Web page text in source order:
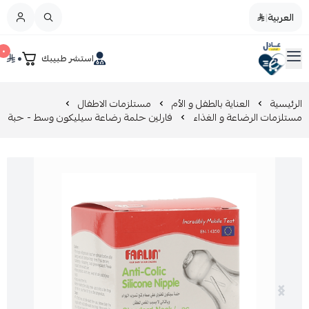
العربية|
صيدليات عادل استشر طبيبك ٠ ٠ القائمة الرئيسية
تخفيضات
العناية بالجمال
مزيل طلاء الأظافر
العناية بالطفل و الأم
العناية اليومية
الرئيسية العناية بالطفل و الأم مستلزمات الاطفال
مستلزمات الرضاعة و الغذاء فارلين حلمة رضاعة سيليكون وسط - حبة